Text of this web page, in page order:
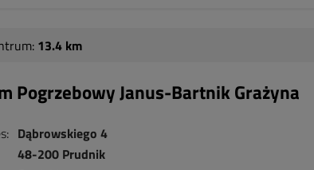
13.4 km
Pogrzebowy Janus-Bartnik Grażyna
Dąbrowskiego 4
48-200 Prudnik